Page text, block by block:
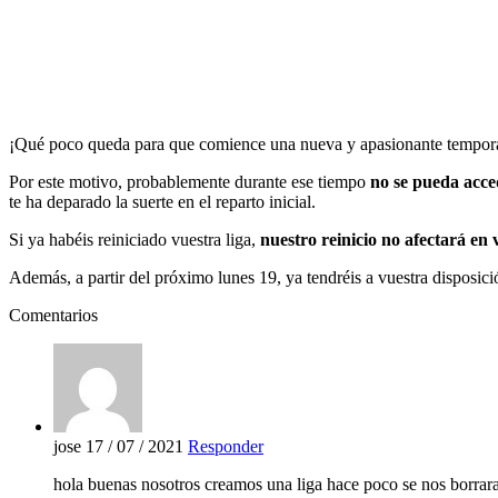
¡Qué poco queda para que comience una nueva y apasionante
Por este motivo, probablemente durante ese tiempo no se pueda
te ha deparado la suerte en el reparto inicial.
Si ya habéis reiniciado vuestra liga, nuestro reinicio no afectará en
Además, a partir del próximo lunes 19, ya tendréis a vuestra
Comentarios
jose 17 / 07 / 2021 Responder
hola buenas nosotros creamos una liga hace poco se nos